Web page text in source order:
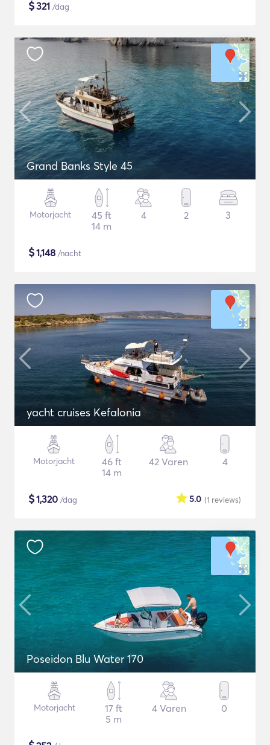
$321 /dag
Grand Banks Style 45
Motorjacht
45 ft
14 m
4 2 3
$1,148 /nacht
yacht cruises Kefalonia
Motorjacht
46 ft
14 m
42 Varen 4
$1,320 /dag (1 reviews)
5.0
Poseidon Blu Water 170
Motorjacht
17 ft
5 m
4 Varen 0